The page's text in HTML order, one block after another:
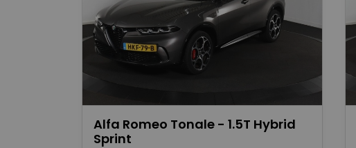
Alfa Romeo Tonale - 1.5T Hybrid
Sprint